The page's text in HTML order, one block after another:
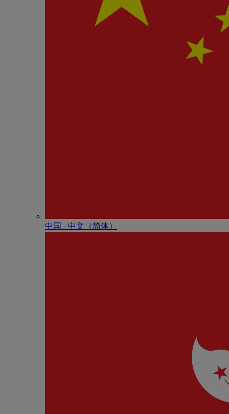
中国 - 中⽂（简体）